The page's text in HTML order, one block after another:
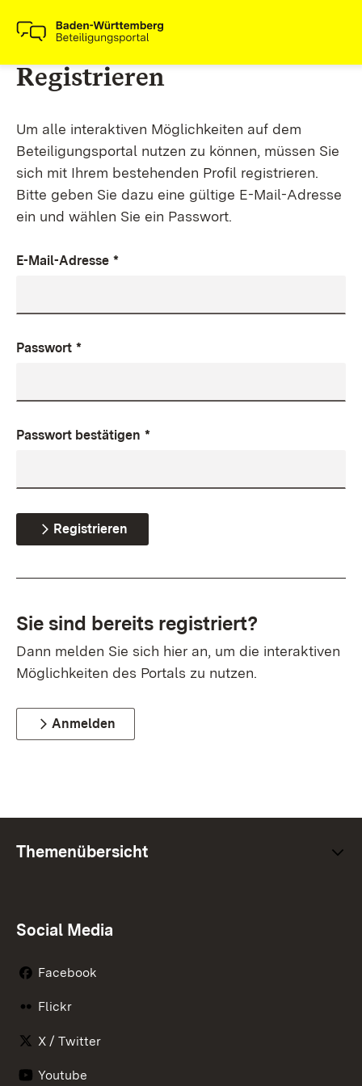
Registrieren
Um alle interaktiven Möglichkeiten auf dem
Beteiligungsportal nutzen zu können, müssen Sie
sich mit Ihrem bestehenden Profil registrieren.
Bitte geben Sie dazu eine gültige E-Mail-Adresse
ein und wählen Sie ein Passwort.
E-Mail-Adresse *
Passwort *
Passwort bestätigen *
Registrieren
Sie sind bereits registriert?
Dann melden Sie sich hier an, um die interaktiven
Möglichkeiten des Portals zu nutzen.
Anmelden
Themenübersicht
Social Media
Facebook
Flickr
X / Twitter
Youtube